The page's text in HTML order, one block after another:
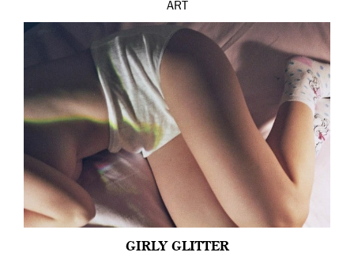
ART
GIRLY GLITTER